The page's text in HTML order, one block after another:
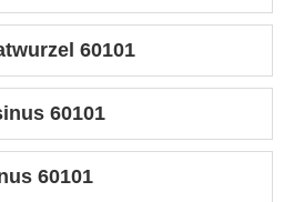
60101
60101
60101